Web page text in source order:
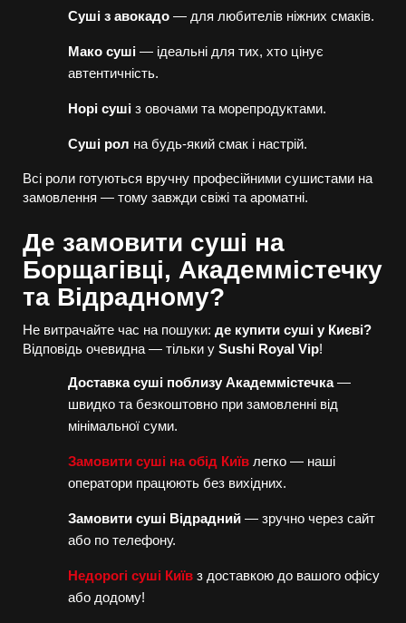
Суші з авокадо — для любителів ніжних смаків.
Мако суші — ідеальні для тих, хто цінує
автентичність.
Норі суші з овочами та морепродуктами.
Суші рол на будь-який смак і настрій.
Всі роли готуються вручну професійними сушистами на
замовлення — тому завжди свіжі та ароматні.
Де замовити суші на
Борщагівці, Академмістечку
та Відрадному?
Не витрачайте час на пошуки: де купити суші у Києві?
Відповідь очевидна — тільки у Sushi Royal Vip!
Доставка суші поблизу Академмістечка—
швидко та безкоштовно при замовленні від
мінімальної суми.
Замовити суші на обід Київ легко — наші
оператори працюють без вихідних.
Замовити суші Відрадний — зручно через сайт
або по телефону.
Недорогі суші Київ з доставкою до вашого офісу
або додому!